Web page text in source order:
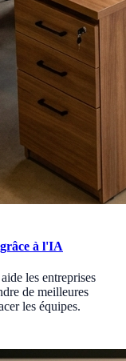
à l'IA
les entreprises
de meilleures
les équipes.